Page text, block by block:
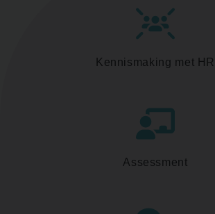
Kennismaking met HR
Assessment